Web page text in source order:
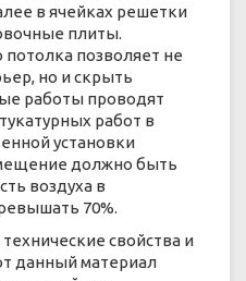
в ячейках решетки
плиты.
позволяет не
но и скрыть
работы проводят
работ в
установки
должно быть
воздуха в
70%.
свойства и
данный материал